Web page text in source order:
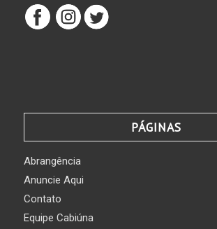
PÁGINAS
Abrangência
Anuncie Aqui
Contato
Equipe Cabiúna